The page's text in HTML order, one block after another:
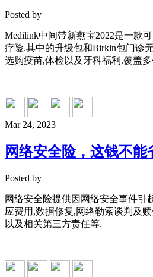
Posted by
Medilink中间带新燕宝2022是一款
疗险.其中的升级包和Birkin包门诊
选购疫苗,体检以及牙科福利.覆盖
Mar 24, 2023
网络安全险，这钱不能
Posted by
网络安全险提供因网络安全事件引
应费用,数据修复,网络勒索谈判及
以及相关第三方责任等.